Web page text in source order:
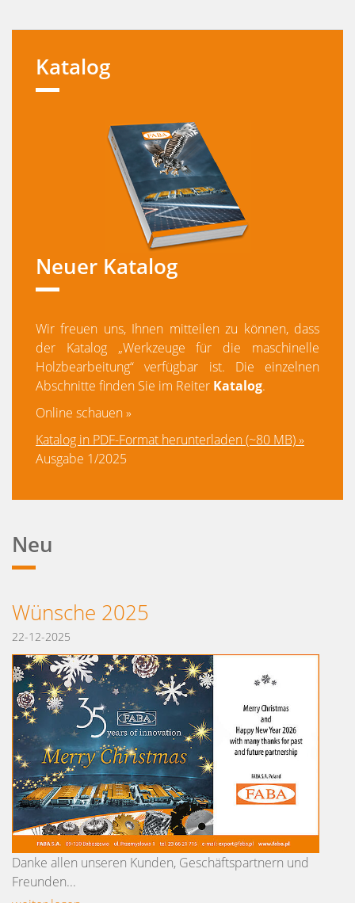
Katalog
Neuer Katalog
Wir freuen uns, Ihnen mitteilen zu können, dass
der Katalog „Werkzeuge für die maschinelle
Holzbearbeitung“ verfügbar ist. Die einzelnen
Abschnitte finden Sie im Reiter Katalog.
Online schauen »
Katalog in PDF-Format herunterladen (~80 MB) »
Ausgabe 1/2025
Neu
Wünsche 2025
22-12-2025
Danke allen unseren Kunden, Geschäftspartnern und
Freunden...